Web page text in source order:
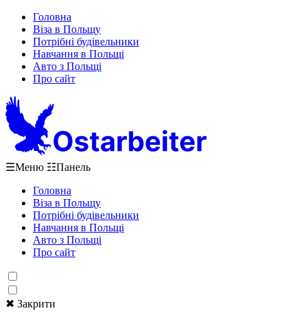
Головна
Віза в Польщу
Потрібні будівельники
Навчання в Польщі
Авто з Польщі
Про сайт
☰Меню ☷Панель
Головна
Віза в Польщу
Потрібні будівельники
Навчання в Польщі
Авто з Польщі
Про сайт
✖ Закрити